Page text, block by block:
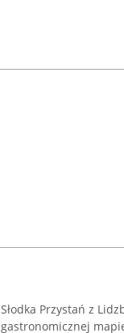
Słodka Przystań z
gastronomicznej